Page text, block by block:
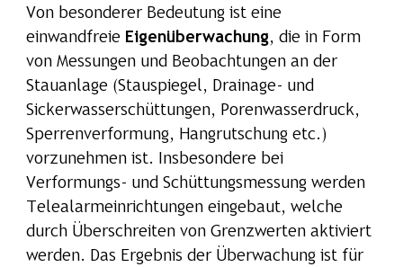
Von besonderer Bedeutung ist eine
einwandfreie Eigenüberwachung, die in Form
von Messungen und Beobachtungen an der
Stauanlage (Stauspiegel, Drainage- und
Sickerwasserschüttungen, Porenwasserdruck,
Sperrenverformung, Hangrutschung etc.)
vorzunehmen ist. Insbesondere bei
Verformungs- und Schüttungsmessung werden
Telealarmeinrichtungen eingebaut, welche
durch Überschreiten von Grenzwerten aktiviert
werden. Das Ergebnis der Überwachung ist für